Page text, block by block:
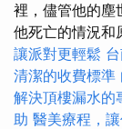
裡，儘管他的塵
他死亡的情況和
讓派對更輕鬆
清潔的收費標準
解決頂樓漏水的
助 醫美療程，